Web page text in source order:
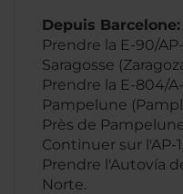
Depuis Barcelone:
Prendre la E-90/
Saragosse
Prendre la E-804/
Pampelune
Près de
Continuer sur l'AP-
Prendre l'Autovía
Norte.